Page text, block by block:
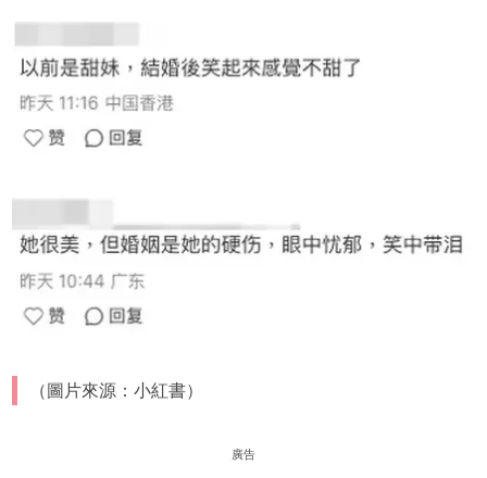
（圖片來源：小紅書）
廣告